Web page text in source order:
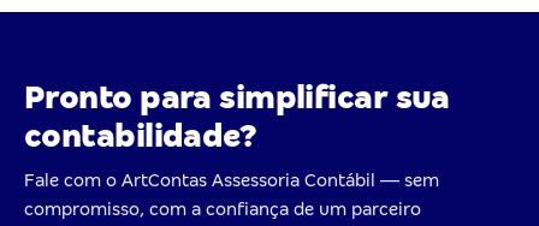
Pronto para simplificar sua
contabilidade?
Fale com o ArtContas Assessoria Contábil — sem
compromisso, com a confiança de um parceiro